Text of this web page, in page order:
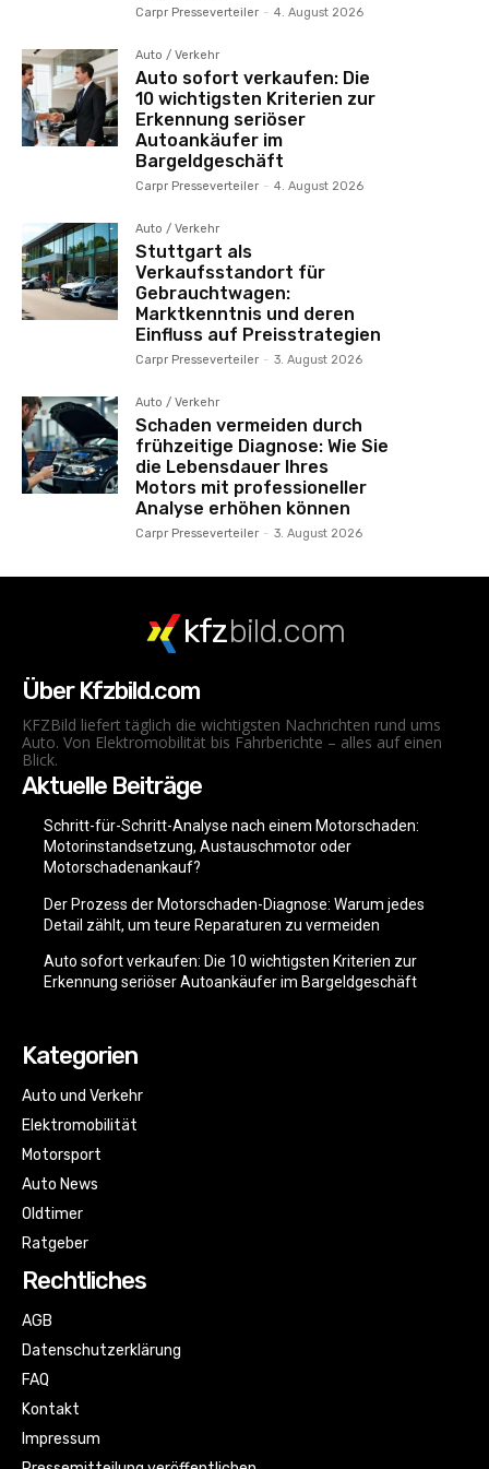
Carpr Presseverteiler - 4. August 2026
Auto / Verkehr
Auto sofort verkaufen: Die
10 wichtigsten Kriterien zur
Erkennung seriöser
Autoankäufer im
Bargeldgeschäft
Carpr Presseverteiler - 4. August 2026
Auto / Verkehr
Stuttgart als
Verkaufsstandort für
Gebrauchtwagen:
Marktkenntnis und deren
Einfluss auf Preisstrategien
Carpr Presseverteiler - 3. August 2026
Auto / Verkehr
Schaden vermeiden durch
frühzeitige Diagnose: Wie Sie
die Lebensdauer Ihres
Motors mit professioneller
Analyse erhöhen können
Carpr Presseverteiler - 3. August 2026
kfzbild.com
Über Kfzbild.com
KFZBild liefert täglich die wichtigsten Nachrichten rund ums
Auto. Von Elektromobilität bis Fahrberichte – alles auf einen
Blick.
Aktuelle Beiträge
Schritt-für-Schritt-Analyse nach einem Motorschaden:
Motorinstandsetzung, Austauschmotor oder
Motorschadenankauf?
Der Prozess der Motorschaden-Diagnose: Warum jedes
Detail zählt, um teure Reparaturen zu vermeiden
Auto sofort verkaufen: Die 10 wichtigsten Kriterien zur
Erkennung seriöser Autoankäufer im Bargeldgeschäft
Kategorien
Auto und Verkehr
Elektromobilität
Motorsport
Auto News
Oldtimer
Ratgeber
Rechtliches
AGB
Datenschutzerklärung
FAQ
Kontakt
Impressum